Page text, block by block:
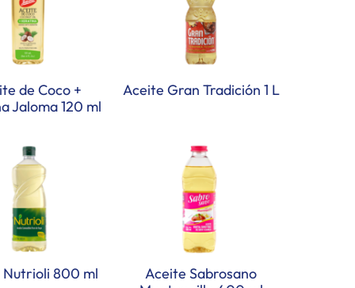
de Coco +
Jaloma 120 ml
Aceite Gran Tradición 1 L
800 ml
Aceite Sabrosano